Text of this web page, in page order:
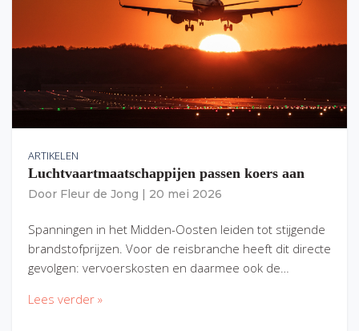
ARTIKELEN
Luchtvaartmaatschappijen passen koers aan
Door Fleur de Jong 20 mei 2026
Spanningen in het Midden-Oosten leiden tot stijgende
brandstofprijzen. Voor de reisbranche heeft dit directe
gevolgen: vervoerskosten en daarmee ook de…
Lees verder »